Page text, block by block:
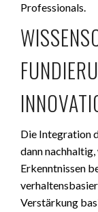
Professionals.
Die Integration
dann
Erkenntnissen
Verstärkung